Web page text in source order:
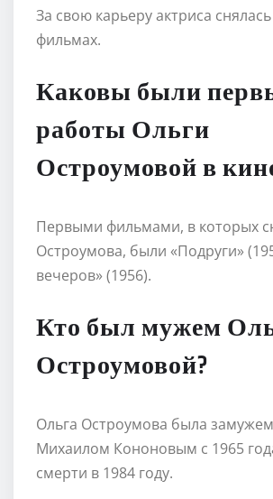
За свою карьеру актриса
фильмах.
Каковы были
работы Ольги
Остроумовой в
Первыми фильмами, в которых
Остроумова, были «Подруги»
вечеров» (1956).
Кто был мужем
Остроумовой?
Ольга Остроумова была
Михаилом Кононовым с 1965
смерти в 1984 году.